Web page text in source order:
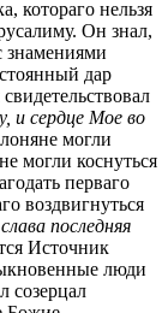
котораго нельзя
Он знал,
знамениями
дар
и сердце Мое во
могли
могли коснуться
перваго
воздвигнуться
последняя
Источник
люди
созерцал